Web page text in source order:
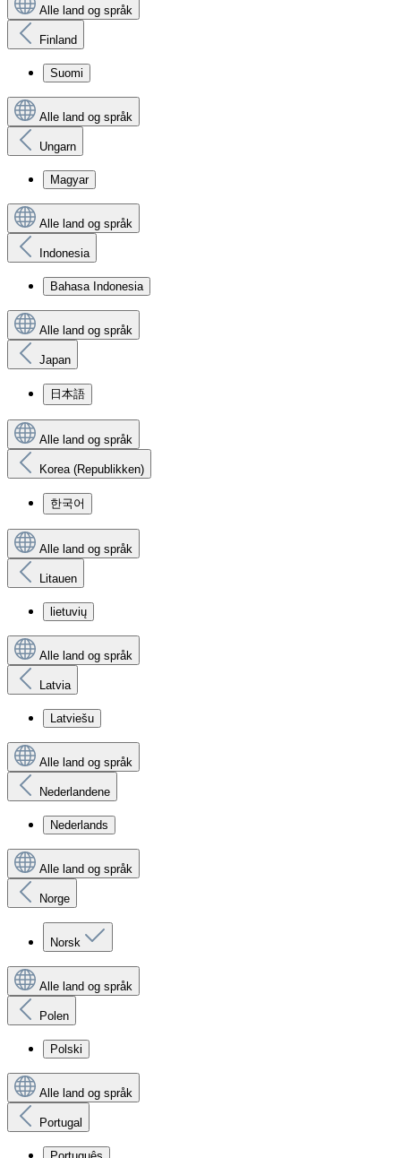
Alle land og språk
Finland
Suomi
Alle land og språk
Ungarn
Magyar
Alle land og språk
Indonesia
Bahasa Indonesia
Alle land og språk
Japan
日本語
Alle land og språk
Korea (Republikken)
한국어
Alle land og språk
Litauen
lietuvių
Alle land og språk
Latvia
Latviešu
Alle land og språk
Nederlandene
Nederlands
Alle land og språk
Norge
Norsk
Alle land og språk
Polen
Polski
Alle land og språk
Portugal